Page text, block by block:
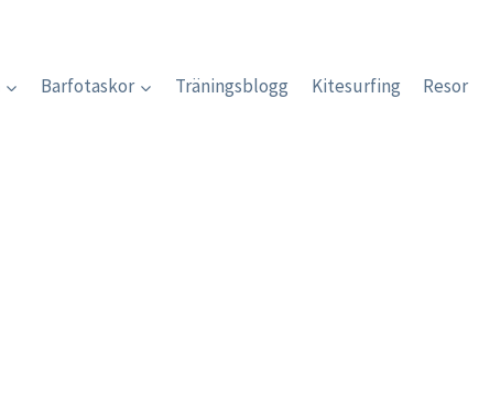
Barfotaskor Träningsblogg Kitesurfing Resor